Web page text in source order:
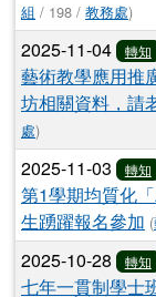
組 / 198 / 教務處)
2025-11-04 轉知
藝術教學應用推
坊相關資料，請
處)
2025-11-03 轉知
第1學期均質化
生踴躍報名參加 (
2025-10-28 轉知
七年一貫制學士